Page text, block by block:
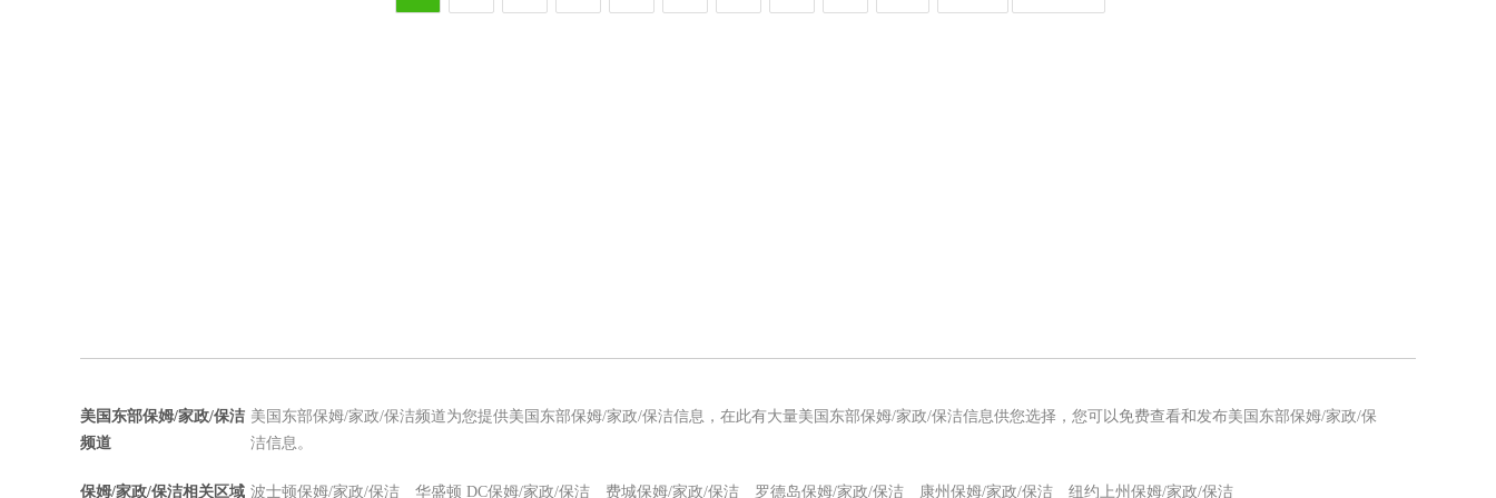
美国东部保姆/家政/保洁
频道
美国东部保姆/家政/保洁频道为您提供美国东部保姆/家政/保洁信息，在此有大量美国东部保姆/家政/保洁信息供您选择，您可以免费查看和发布美国东部保姆/家政/保
洁信息。
保姆/家政/保洁相关区域 波士顿保姆/家政/保洁 华盛顿 DC保姆/家政/保洁 费城保姆/家政/保洁 罗德岛保姆/家政/保洁 康州保姆/家政/保洁 纽约上州保姆/家政/保洁